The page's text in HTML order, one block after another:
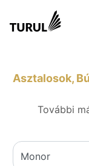
Asztalosok,
További